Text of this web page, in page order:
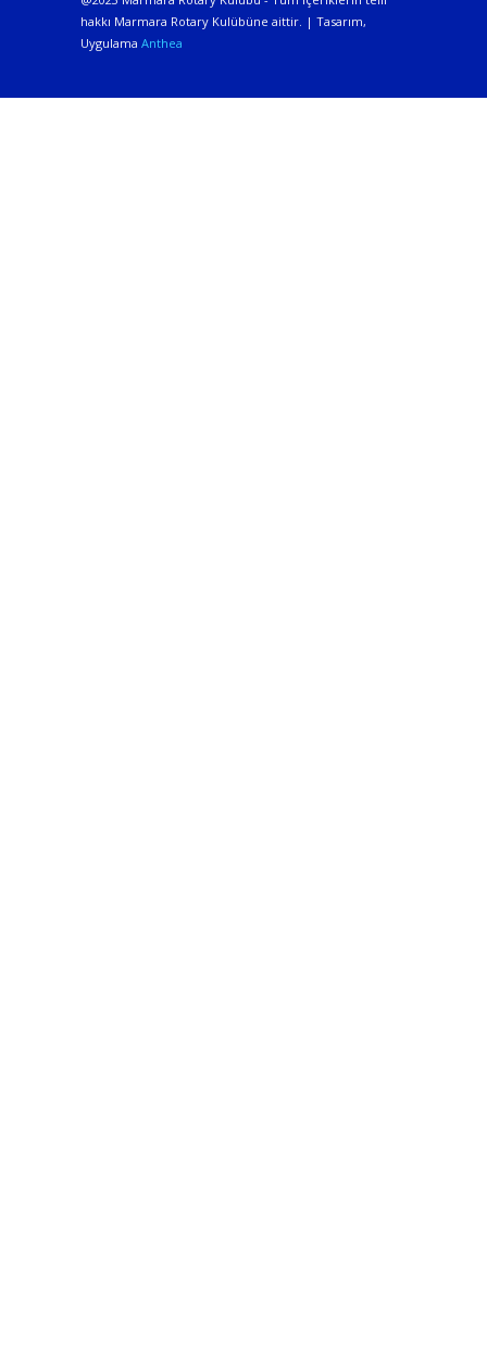
hakkı Marmara Rotary Kulübüne aittir. | Tasarım,
Uygulama Anthea